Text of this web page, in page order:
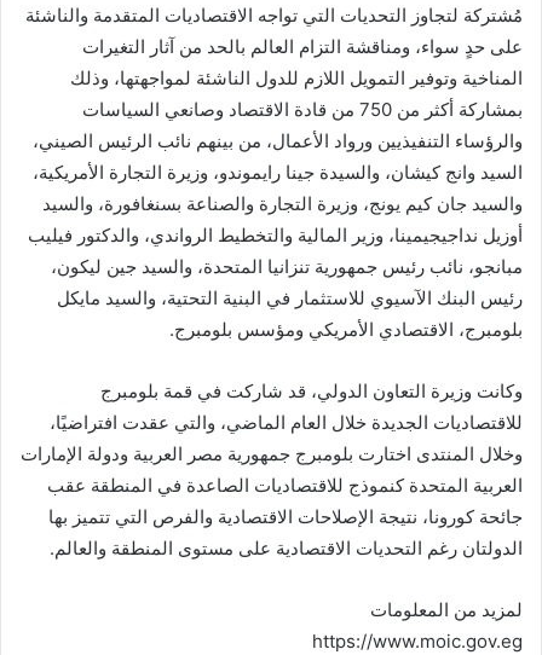
مُشتركة لتجاوز التحديات التي تواجه الاقتصاديات المتقدمة والناشئة
على حدٍ سواء، ومناقشة التزام العالم بالحد من آثار التغيرات
المناخية وتوفير التمويل اللازم للدول الناشئة لمواجهتها، وذلك
بمشاركة أكثر من 750 من قادة الاقتصاد وصانعي السياسات
والرؤساء التنفيذيين ورواد الأعمال، من بينهم نائب الرئيس الصيني،
السيد وانج كيشان، والسيدة جينا رايموندو، وزيرة التجارة الأمريكية،
والسيد جان كيم يونج، وزيرة التجارة والصناعة بسنغافورة، والسيد
أوزيل نداجيجيمينا، وزير المالية والتخطيط الرواندي، والدكتور فيليب
مبانجو، نائب رئيس جمهورية تنزانيا المتحدة، والسيد جين ليكون،
رئيس البنك الآسيوي للاستثمار في البنية التحتية، والسيد مايكل
بلومبرج، الاقتصادي الأمريكي ومؤسس بلومبرج.
وكانت وزيرة التعاون الدولي، قد شاركت في قمة بلومبرج
للاقتصاديات الجديدة خلال العام الماضي، والتي عقدت افتراضيًا،
وخلال المنتدى اختارت بلومبرج جمهورية مصر العربية ودولة الإمارات
العربية المتحدة كنموذج للاقتصاديات الصاعدة في المنطقة عقب
جائحة كورونا، نتيجة الإصلاحات الاقتصادية والفرص التي تتميز بها
الدولتان رغم التحديات الاقتصادية على مستوى المنطقة والعالم.
لمزيد من المعلومات
https://www.moic.gov.eg